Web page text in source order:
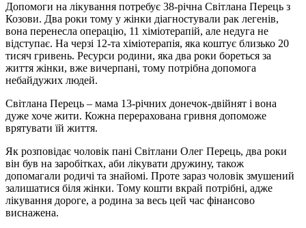
Допомоги на лікування потребує 38-річна Світлана Перець з
Козови. Два роки тому у жінки діагностували рак легенів,
вона перенесла операцію, 11 хіміотерапій, але недуга не
відступає. На черзі 12-та хіміотерапія, яка коштує близько 20
тисяч гривень. Ресурси родини, яка два роки бореться за
життя жінки, вже вичерпані, тому потрібна допомога
небайдужих людей.
Світлана Перець – мама 13-річних донечок-двійнят і вона
дуже хоче жити. Кожна перерахована гривня допоможе
врятувати їй життя.
Як розповідає чоловік пані Світлани Олег Перець, два роки
він був на заробітках, аби лікувати дружину, також
допомагали родичі та знайомі. Проте зараз чоловік змушений
залишатися біля жінки. Тому кошти вкрай потрібні, адже
лікування дороге, а родина за весь цей час фінансово
виснажена.